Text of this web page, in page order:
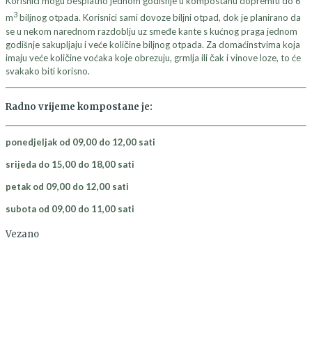
m3 biljnog otpada. Korisnici sami dovoze biljni otpad, dok je planirano da
se u nekom narednom razdoblju uz smeđe kante s kućnog praga jednom
godišnje sakupljaju i veće količine biljnog otpada. Za domaćinstvima koja
imaju veće količine voćaka koje obrezuju, grmlja ili čak i vinove loze, to će
svakako biti korisno.
Radno vrijeme kompostane je:
ponedjeljak od 09,00 do 12,00 sati
srijeda do 15,00 do 18,00 sati
petak od 09,00 do 12,00 sati
subota od 09,00 do 11,00 sati
Vezano